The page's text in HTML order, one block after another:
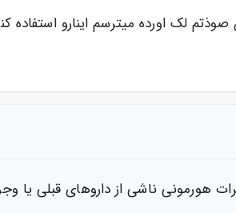
لک اورده میترسم اینارو استفاده
هورمونی ناشی از داروهای قبلی